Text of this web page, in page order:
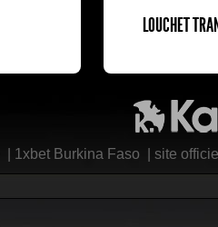
LOUCHET
1xbet Burkina Faso site